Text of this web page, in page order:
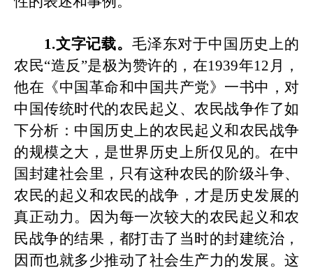
1.文字记载。 毛泽东对于中国历史上的
农民“造反”是极为赞许的，在1939年12月，
他在《中国革命和中国共产党》一书中，对
中国传统时代的农民起义、农民战争作了如
下分析：中国历史上的农民起义和农民战争
的规模之大，是世界历史上所仅见的。在中
国封建社会里，只有这种农民的阶级斗争、
农民的起义和农民的战争，才是历史发展的
真正动力。因为每一次较大的农民起义和农
民战争的结果，都打击了当时的封建统治，
因而也就多少推动了社会生产力的发展。这